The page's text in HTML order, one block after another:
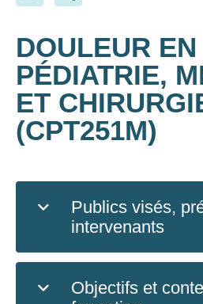
DOULEUR EN
PÉDIATRIE,
ET
(CPT251M)
Publics visés,
intervenants
Objectifs et